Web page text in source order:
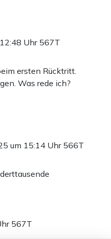
Uhr 567T
ersten Rücktritt.
Was rede ich?
um 15:14 Uhr 566T
567T